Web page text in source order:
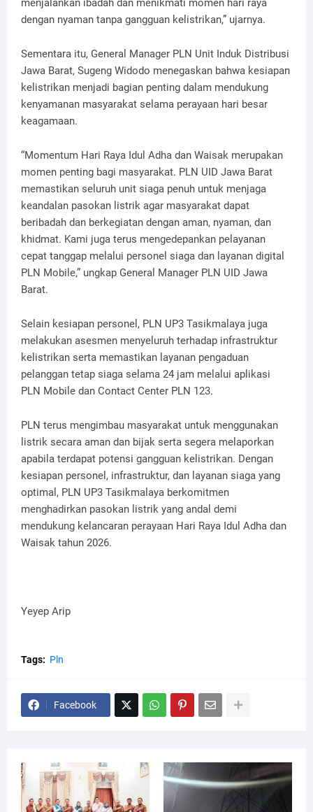
menjalankan ibadah dan menikmati momen hari raya
dengan nyaman tanpa gangguan kelistrikan,” ujarnya.
Sementara itu, General Manager PLN Unit Induk Distribusi
Jawa Barat, Sugeng Widodo menegaskan bahwa kesiapan
kelistrikan menjadi bagian penting dalam mendukung
kenyamanan masyarakat selama perayaan hari besar
keagamaan.
“Momentum Hari Raya Idul Adha dan Waisak merupakan
momen penting bagi masyarakat. PLN UID Jawa Barat
memastikan seluruh unit siaga penuh untuk menjaga
keandalan pasokan listrik agar masyarakat dapat
beribadah dan berkegiatan dengan aman, nyaman, dan
khidmat. Kami juga terus mengedepankan pelayanan
cepat tanggap melalui personel siaga dan layanan digital
PLN Mobile,” ungkap General Manager PLN UID Jawa
Barat.
Selain kesiapan personel, PLN UP3 Tasikmalaya juga
melakukan asesmen menyeluruh terhadap infrastruktur
kelistrikan serta memastikan layanan pengaduan
pelanggan tetap siaga selama 24 jam melalui aplikasi
PLN Mobile dan Contact Center PLN 123.
PLN terus mengimbau masyarakat untuk menggunakan
listrik secara aman dan bijak serta segera melaporkan
apabila terdapat potensi gangguan kelistrikan. Dengan
kesiapan personel, infrastruktur, dan layanan siaga yang
optimal, PLN UP3 Tasikmalaya berkomitmen
menghadirkan pasokan listrik yang andal demi
mendukung kelancaran perayaan Hari Raya Idul Adha dan
Waisak tahun 2026.
Yeyep Arip
Tags: Pln
Facebook